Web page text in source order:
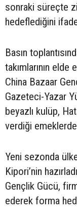
sonraki süreçte
hedeflediğini
Basın
takımlarının
China Bazaar
Gazeteci-Yazar
beyazlı kulüp,
verdiği
Yeni sezonda
Kipori’nin
Gençlik Gücü,
ederek forma